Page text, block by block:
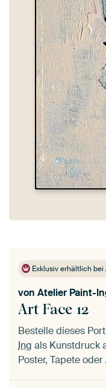
Exklusiv erhältlich bei
Art Face 12
von Atelier Paint-
Bestelle dieses
Ing als Kunstdruck
Poster, Tapete